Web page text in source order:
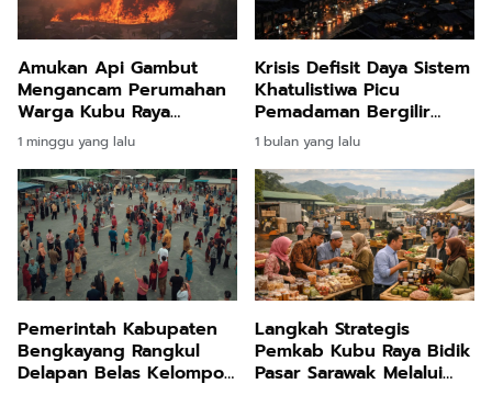
Amukan Api Gambut
Mengancam Perumahan
Warga Kubu Raya
Berujung Evakuasi
Darurat
1 minggu yang lalu
Krisis Defisit Daya Sistem
Khatulistiwa Picu
Pemadaman Bergilir
Tujuh Hari di Kalimantan
1 bulan yang lalu
Pemerintah Kabupaten
Bengkayang Rangkul
Delapan Belas Kelompok
Langkah Strategis
Pemkab Kubu Raya Bidik
Pasar Sarawak Melalui